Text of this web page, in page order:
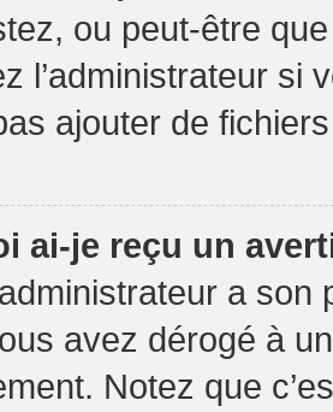
ou peut-être
l’administrateur si
ajouter de
ai-je reçu un
a son
avez dérogé à
Notez que